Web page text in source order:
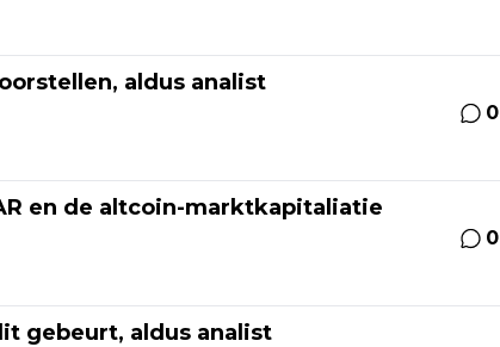
aldus analist
0
en de altcoin-marktkapitaliatie
0
gebeurt, aldus analist